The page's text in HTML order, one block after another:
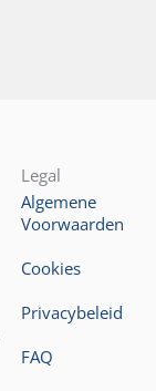
Legal
Algemene
Voorwaarden
Cookies
Privacybeleid
FAQ